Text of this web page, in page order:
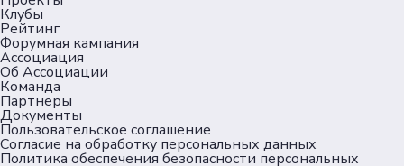
Клубы
Рейтинг
Форумная кампания
Ассоциация
Об Ассоциации
Команда
Партнеры
Документы
Пользовательское соглашение
Согласие на обработку персональных данных
Политика обеспечения безопасности персональных